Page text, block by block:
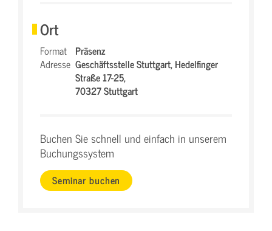
Ort
Format Präsenz
Adresse Geschäftsstelle Stuttgart,Hedelfinger
Straße 17-25,
70327 Stuttgart
Buchen Sie schnell und einfach in unserem
Buchungssystem
Seminar buchen